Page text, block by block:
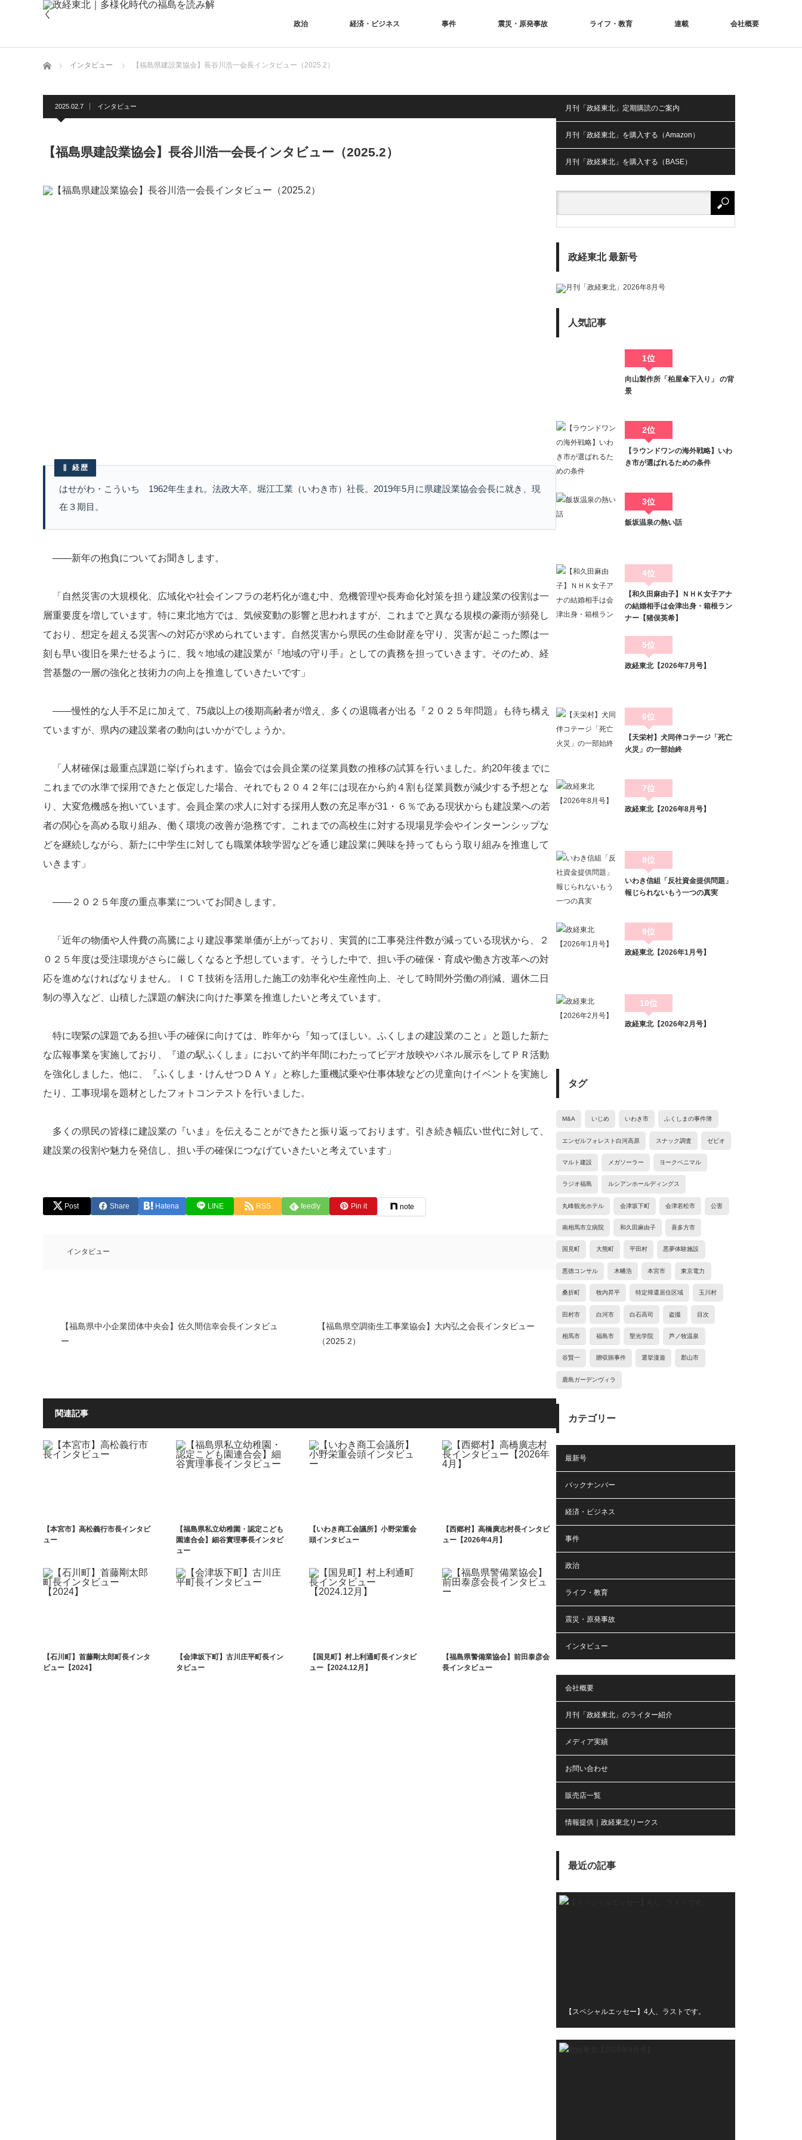
政治 経済・ビジネス 事件 震災・原発事故 ライフ・教育 連載 会社概要
ホーム インタビュー 【福島県建設業協会】長谷川浩一会長インタビュー（2025.2）
2025.02.7 インタビュー
【福島県建設業協会】長谷川浩一会長インタビュー（2025.2）
経歴
はせがわ・こういち 1962年生まれ。法政大卒。堀江工業（いわき市）社長。2019年5月に県建設業協会会長に就き、現
在３期目。
――新年の抱負についてお聞きします。
「自然災害の大規模化、広域化や社会インフラの老朽化が進む中、危機管理や長寿命化対策を担う建設業の役割は一
層重要度を増しています。特に東北地方では、気候変動の影響と思われますが、これまでと異なる規模の豪雨が頻発し
ており、想定を超える災害への対応が求められています。自然災害から県民の生命財産を守り、災害が起こった際は一
刻も早い復旧を果たせるように、我々地域の建設業が『地域の守り手』としての責務を担っていきます。そのため、経
営基盤の一層の強化と技術力の向上を推進していきたいです」
――慢性的な人手不足に加えて、75歳以上の後期高齢者が増え、多くの退職者が出る『２０２５年問題』も待ち構え
ていますが、県内の建設業者の動向はいかがでしょうか。
「人材確保は最重点課題に挙げられます。協会では会員企業の従業員数の推移の試算を行いました。約20年後までに
これまでの水準で採用できたと仮定した場合、それでも２０４２年には現在から約４割も従業員数が減少する予想とな
り、大変危機感を抱いています。会員企業の求人に対する採用人数の充足率が31・６％である現状からも建設業への若
者の関心を高める取り組み、働く環境の改善が急務です。これまでの高校生に対する現場見学会やインターンシップな
どを継続しながら、新たに中学生に対しても職業体験学習などを通じ建設業に興味を持ってもらう取り組みを推進して
いきます」
――２０２５年度の重点事業についてお聞きします。
「近年の物価や人件費の高騰により建設事業単価が上がっており、実質的に工事発注件数が減っている現状から、２
０２５年度は受注環境がさらに厳しくなると予想しています。そうした中で、担い手の確保・育成や働き方改革への対
応を進めなければなりません。ＩＣＴ技術を活用した施工の効率化や生産性向上、そして時間外労働の削減、週休二日
制の導入など、山積した課題の解決に向けた事業を推進したいと考えています。
特に喫緊の課題である担い手の確保に向けては、昨年から『知ってほしい。ふくしまの建設業のこと』と題した新た
な広報事業を実施しており、『道の駅ふくしま』において約半年間にわたってビデオ放映やパネル展示をしてＰＲ活動
を強化しました。他に、『ふくしま・けんせつＤＡＹ』と称した重機試乗や仕事体験などの児童向けイベントを実施し
たり、工事現場を題材としたフォトコンテストを行いました。
多くの県民の皆様に建設業の『いま』を伝えることができたと振り返っております。引き続き幅広い世代に対して、
建設業の役割や魅力を発信し、担い手の確保につなげていきたいと考えています」
Post Share Hatena LINE RSS feedly Pin it note
インタビュー
【福島県中小企業団体中央会】佐久間信幸会長インタビュ
ー
【福島県空調衛生工事業協会】大内弘之会長インタビュー
（2025.2）
関連記事
【本宮市】高松義行市長インタビ
ュー
【福島県私立幼稚園・認定こども
園連合会】細谷實理事長インタビ
ュー
【いわき商工会議所】小野栄重会
頭インタビュー
【西郷村】高橋廣志村長インタビ
ュー【2026年4月】
【石川町】首藤剛太郎町長インタ
ビュー【2024】
【会津坂下町】古川庄平町長イン
タビュー
【国見町】村上利通町長インタビ
ュー【2024.12月】
【福島県警備業協会】前田泰彦会
長インタビュー
月刊「政経東北」定期購読のご案内
月刊「政経東北」を購入する（Amazon）
月刊「政経東北」を購入する（BASE）
政経東北 最新号
人気記事
1位
向山製作所「柏屋傘下入り」 の背
景
2位
【ラウンドワンの海外戦略】いわ
き市が選ばれるための条件
3位
飯坂温泉の熱い話
4位
【和久田麻由子】ＮＨＫ女子アナ
の結婚相手は会津出身・箱根ラン
ナー【猪俣英希】
5位
政経東北【2026年7月号】
6位
【天栄村】犬同伴コテージ「死亡
火災」の一部始終
7位
政経東北【2026年8月号】
8位
いわき信組「反社資金提供問題」
報じられないもう一つの真実
9位
政経東北【2026年1月号】
10位
政経東北【2026年2月号】
タグ
M&A いじめ いわき市 ふくしまの事件簿
エンゼルフォレスト白河高原 スナック調査 ゼビオ
マルト建設 メガソーラー ヨークベニマル
ラジオ福島 ルシアンホールディングス
丸峰観光ホテル 会津坂下町 会津若松市 公害
南相馬市立病院 和久田麻由子 喜多方市
国見町 大熊町 平田村 悪夢体験施設
悪徳コンサル 木幡浩 本宮市 東京電力
桑折町 牧内昇平 特定帰還居住区域 玉川村
田村市 白河市 白石高司 盗撮 目次
相馬市 福島市 聖光学院 芦ノ牧温泉
谷賢一 贈収賄事件 選挙漫遊 郡山市
鹿島ガーデンヴィラ
カテゴリー
最新号
バックナンバー
経済・ビジネス
事件
政治
ライフ・教育
震災・原発事故
インタビュー
会社概要
月刊「政経東北」のライター紹介
メディア実績
お問い合わせ
販売店一覧
情報提供｜政経東北リークス
最近の記事
【スペシャルエッセー】4人、ラストです。